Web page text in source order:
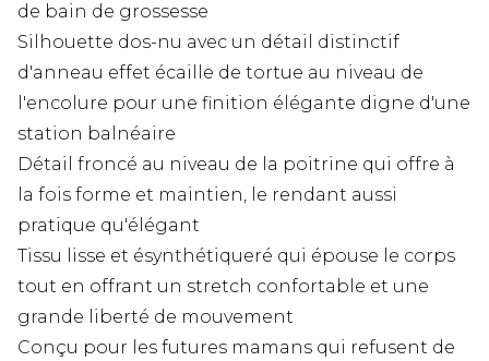
de bain de grossesse
Silhouette dos-nu avec un détail distinctif
d'anneau effet écaille de tortue au niveau de
l'encolure pour une finition élégante digne d'une
station balnéaire
Détail froncé au niveau de la poitrine qui offre à
la fois forme et maintien, le rendant aussi
pratique qu'élégant
Tissu lisse et ésynthétiqueré qui épouse le corps
tout en offrant un stretch confortable et une
grande liberté de mouvement
Conçu pour les futures mamans qui refusent de